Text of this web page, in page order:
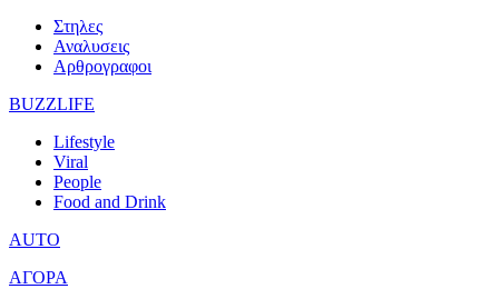
Στηλες
Αναλυσεις
Αρθρογραφοι
BUZZLIFE
Lifestyle
Viral
People
Food and Drink
AUTO
ΑΓΟΡΑ